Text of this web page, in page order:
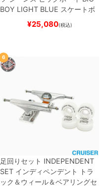
BOY LIGHT BLUE スケートボ
ード スケボー
¥25,080(税込)
6
足回りセット INDEPENDENT
SET インディペンデント
トラ
ック＆ウィール＆ベアリングセ